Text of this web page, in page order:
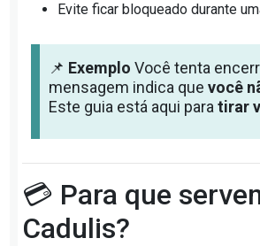
Evite ficar bloqueado durante
📌 Exemplo Você tenta
mensagem indica quevocê
Este guia está aqui paratirar
💳 Para que
Cadulis?